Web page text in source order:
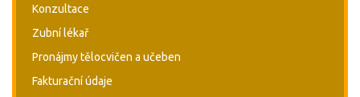
Konzultace
Zubní lékař
Pronájmy tělocvičen a učeben
Fakturační údaje